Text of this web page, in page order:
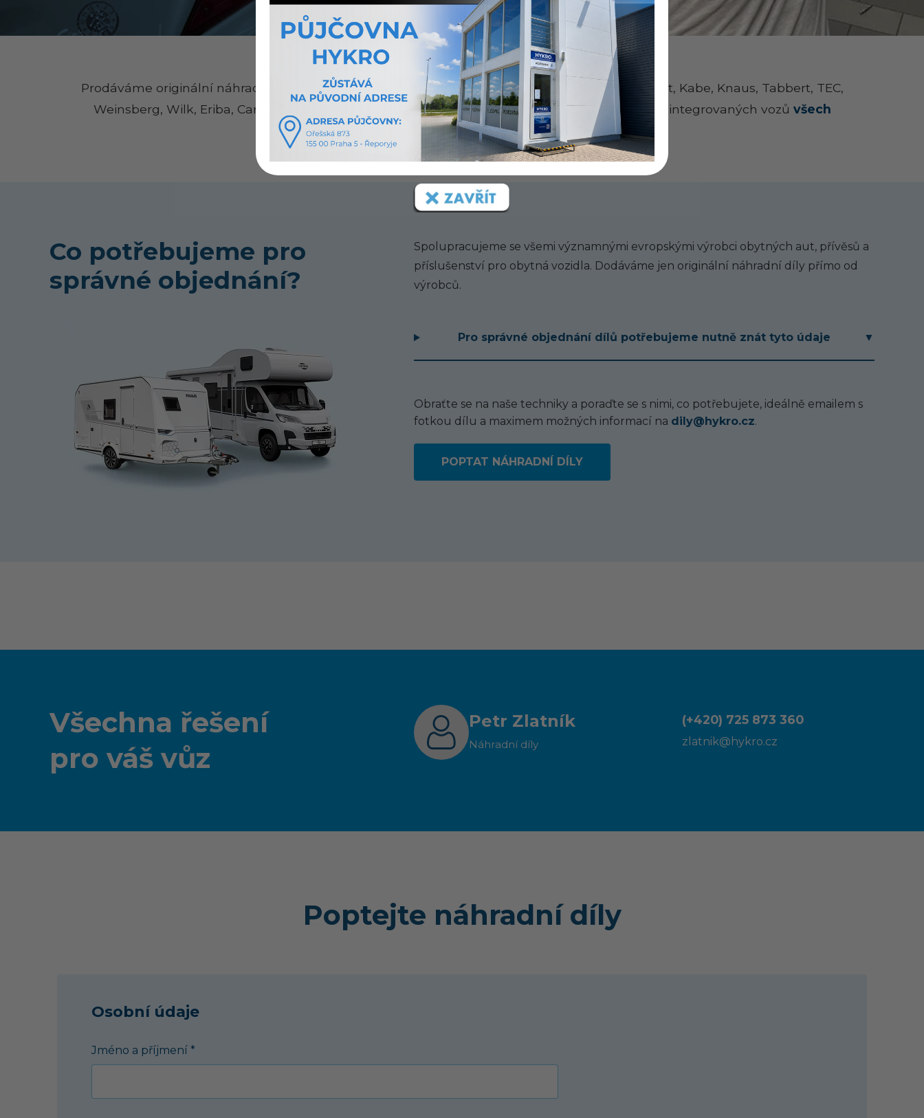
Prodáváme originální náhradní díly v přímem zastoupení značek: Ahorn, Blucamp, Bravia, Fendt, Kabe, Knaus, Tabbert, TEC,
Weinsberg, Wilk, Eriba, Carado, Hymer, Roadcar, La Strada, Bravia, T@B. Dovážímečelní okna integrovaných vozů všech
evropských značek za bezkonkurenční ceny!
Co potřebujeme pro
správné objednání?
Spolupracujeme se všemi významnými evropskými výrobci obytných aut, přívěsů a
příslušenství pro obytná vozidla. Dodáváme jen originální náhradní díly přímo od
výrobců.
Pro správné objednání dílů potřebujeme nutně znát tyto údaje ▼
Obraťte se na naše techniky a poraďte se s nimi, co potřebujete, ideálně emailem s
fotkou dílu a maximem možných informací na dily@hykro.cz.
POPTAT NÁHRADNÍ DÍLY
Všechna řešení
pro váš vůz
Petr Zlatník
Náhradní díly
(+420) 725 873 360
zlatnik@hykro.cz
Poptejte náhradní díly
Osobní údaje
Jméno a příjmení *